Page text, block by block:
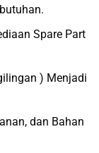
Spare Part
) Menjadi
dan Bahan